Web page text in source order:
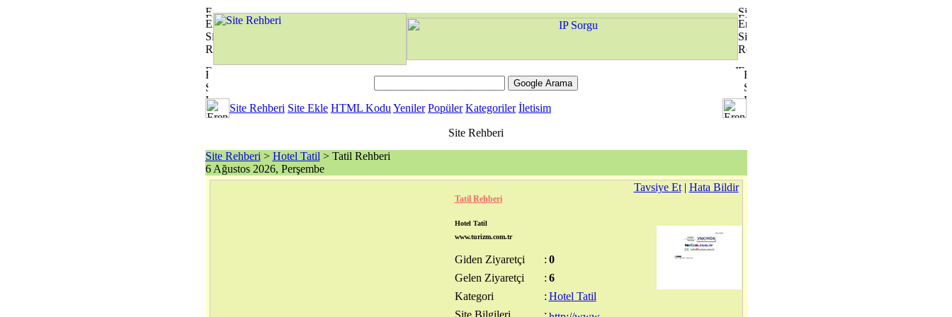
Site Rehberi Site Ekle HTML Kodu Yeniler Popüler Kategoriler İletisim
Site Rehberi
Site Rehberi > Hotel Tatil > Tatil Rehberi
6 Ağustos 2026, Perşembe
Tavsiye Et| Hata Bildir
Tatil Rehberi
Hotel Tatil
www.turizm.com.tr
Giden Ziyaretçi : 0
Gelen Ziyaretçi
: 6
Kategori
: Hotel Tatil
Site Bilgileri
: